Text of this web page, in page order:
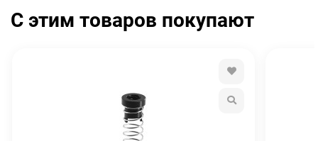
С этим товаров покупают